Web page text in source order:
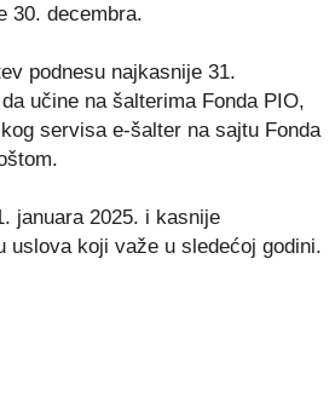
30. decembra.
podnesu najkasnije 31.
učine na šalterima Fonda PIO,
servisa e-šalter na sajtu Fonda
januara 2025. i kasnije
uslova koji važe u sledećoj godini.